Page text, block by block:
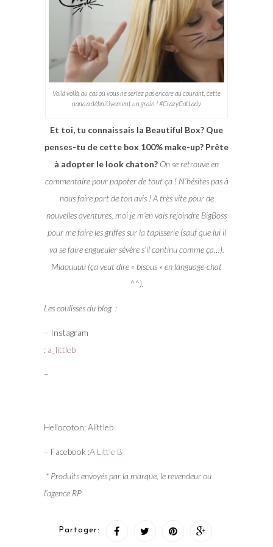
Voilà voilà, au cas où vous ne seriez pas encore au courant, cette
nana a définitivement un grain ! #CrazyCatLady
Et toi, tu connaissais la Beautiful Box? Que
penses-tu de cette box 100% make-up? Prête
à adopter le look chaton? On se retrouve en
commentaire pour papoter de tout ça ! N’hésites pas à
nous faire part de ton avis ! A très vite pour de
nouvelles aventures, moi je m’en vais rejoindre BigBoss
pour me faire les griffes sur la tapisserie (sauf que lui il
va se faire engueuler sévère s’il continu comme ça…).
Miaouuuu (ça veut dire « bisous » en language-chat
^^).
Les coulisses du blog :
– Instagram
: a_littleb
–
Hellocoton: Alittleb
– Facebook :A Little B
* Produits envoyés par la marque, le revendeur ou
l’agence RP
Partager: